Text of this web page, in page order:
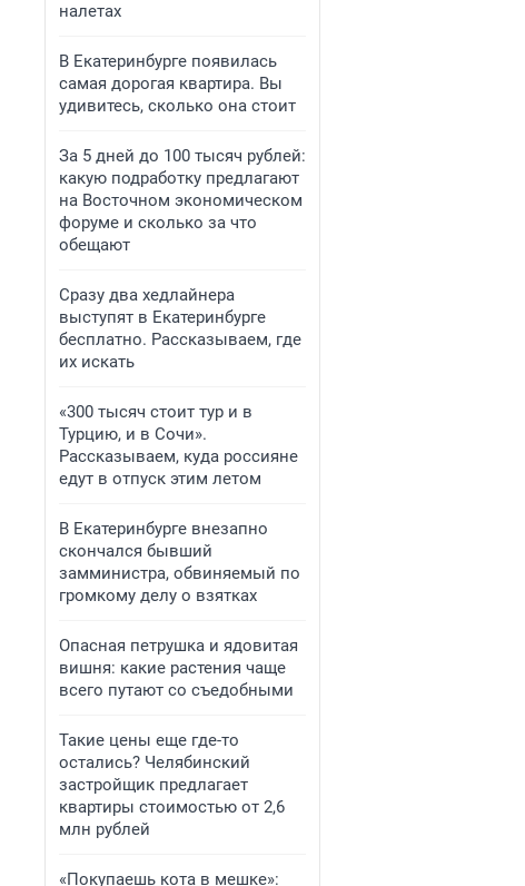
налетах
В Екатеринбурге появилась
самая дорогая квартира. Вы
удивитесь, сколько она стоит
За 5 дней до 100 тысяч рублей:
какую подработку предлагают
на Восточном экономическом
форуме и сколько за что
обещают
Сразу два хедлайнера
выступят в Екатеринбурге
бесплатно. Рассказываем, где
их искать
«300 тысяч стоит тур и в
Турцию, и в Сочи».
Рассказываем, куда россияне
едут в отпуск этим летом
В Екатеринбурге внезапно
скончался бывший
замминистра, обвиняемый по
громкому делу о взятках
Опасная петрушка и ядовитая
вишня: какие растения чаще
всего путают со съедобными
Такие цены еще где-то
остались? Челябинский
застройщик предлагает
квартиры стоимостью от 2,6
млн рублей
«Покупаешь кота в мешке»: